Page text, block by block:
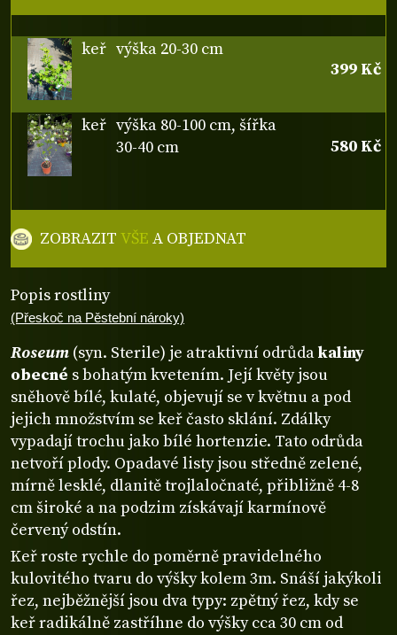
Popis rostliny
(Přeskoč na Pěstební nároky)
Roseum (syn. Sterile) je atraktivní odrůdakaliny
obecné s bohatým kvetením. Její květy jsou
sněhově bílé, kulaté, objevují se v květnu a pod
jejich množstvím se keř často sklání. Zdálky
vypadají trochu jako bílé hortenzie. Tato odrůda
netvoří plody. Opadavé listy jsou středně zelené,
mírně lesklé, dlanitě trojlaločnaté, přibližně 4-8
cm široké a na podzim získávají karmínově
červený odstín.
Keř roste rychle do poměrně pravidelného
kulovitého tvaru do výšky kolem 3m. Snáší jakýkoli
řez, nejběžnější jsou dva typy: zpětný řez, kdy se
keř radikálně zastříhne do výšky cca 30 cm od
keř výška 20-30 cm
399 Kč
keř výška 80-100 cm, šířka
30-40 cm
580 Kč
ZOBRAZITVŠE A OBJEDNAT